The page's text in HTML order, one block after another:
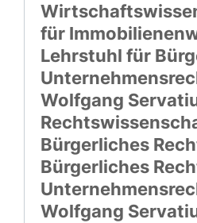
für
Lehrstuhl für
Wolfgang
Bürgerliches
Bürgerliches
Wolfgang